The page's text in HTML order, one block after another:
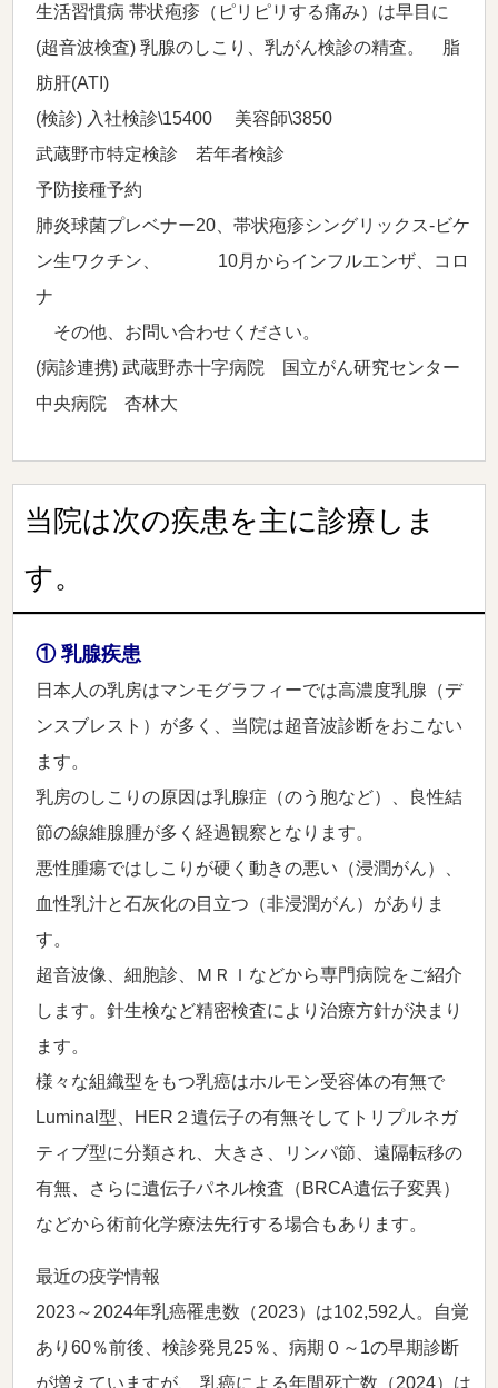
生活習慣病 帯状疱疹（ピリピリする痛み）は早目に
(超音波検査) 乳腺のしこり、乳がん検診の精査。 脂
肪肝(ATI)
(検診) 入社検診\15400 美容師\3850
武蔵野市特定検診 若年者検診
予防接種予約
肺炎球菌プレベナー20、帯状疱疹シングリックス-ビケ
ン生ワクチン、 10月からインフルエンザ、コロ
ナ
その他、お問い合わせください。
(病診連携) 武蔵野赤十字病院 国立がん研究センター
中央病院 杏林大
当院は次の疾患を主に診療しま
す。
① 乳腺疾患
日本人の乳房はマンモグラフィーでは高濃度乳腺（デ
ンスブレスト）が多く、当院は超音波診断をおこない
ます。
乳房のしこりの原因は乳腺症（のう胞など）、良性結
節の線維腺腫が多く経過観察となります。
悪性腫瘍ではしこりが硬く動きの悪い（浸潤がん）、
血性乳汁と石灰化の目立つ（非浸潤がん）がありま
す。
超音波像、細胞診、ＭＲＩなどから専門病院をご紹介
します。針生検など精密検査により治療方針が決まり
ます。
様々な組織型をもつ乳癌はホルモン受容体の有無で
Luminal型、HER２遺伝子の有無そしてトリプルネガ
ティブ型に分類され、大きさ、リンパ節、遠隔転移の
有無、さらに遺伝子パネル検査（BRCA遺伝子変異）
などから術前化学療法先行する場合もあります。
最近の疫学情報
2023～2024年乳癌罹患数（2023）は102,592人。自覚
あり60％前後、検診発見25％、病期０～1の早期診断
が増えていますが、 乳癌による年間死亡数（2024）は